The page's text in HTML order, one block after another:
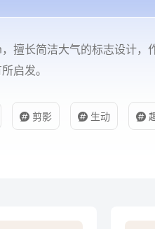
擅长简洁大气的标志设计
启发。
剪影 生动